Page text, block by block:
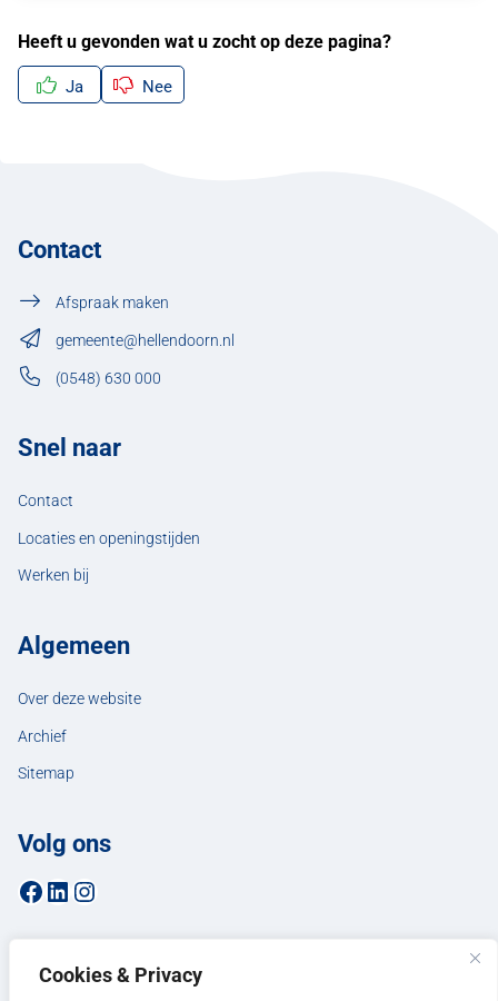
Cookies & Privacy
Heeft u gevonden wat u zocht op deze pagina?
Ja Nee
Contact
Afspraak maken
gemeente@hellendoorn.nl
(0548) 630 000
Snel naar
Contact
Locaties en openingstijden
Werken bij
Algemeen
Over deze website
Archief
Sitemap
Volg ons
Facebookpagina van de gemeente Hellendoorn
LinkedIn-pagina van de gemeente Hellendoorn
Instagrampagina van de gemeente Hellendoorn